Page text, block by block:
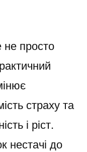
просто
страху та
і ріст.
нестачі до